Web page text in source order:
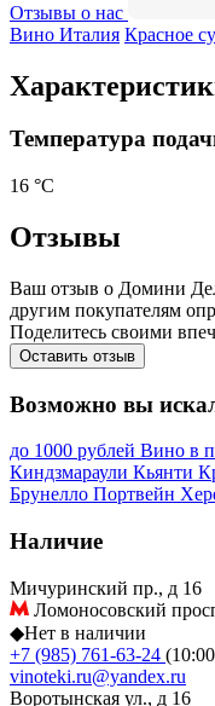
Отзывы о нас
Вино Италия Красное
Температура
16 °С
Отзывы
Ваш отзыв о Домини
другим покупателям
Поделитесь своими
Оставить отзыв
Возможно вы
до 1000 рублей Вино в
Киндзмараули Кьянти
Брунелло Портвейн
Наличие
Мичуринский пр., д 16
Ломоносовский
◆Нет в наличии
+7 (985) 761-63-24
vinoteki.ru@yandex.ru
Воротынская ул., д 16